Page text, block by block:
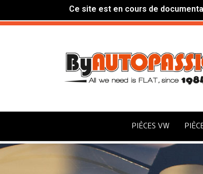
Ce site est en cours de
PIÈCES VW